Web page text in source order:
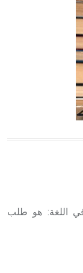
ويتركب
الحمرة وهو
مصطلحاً
اللغة: هو طلب